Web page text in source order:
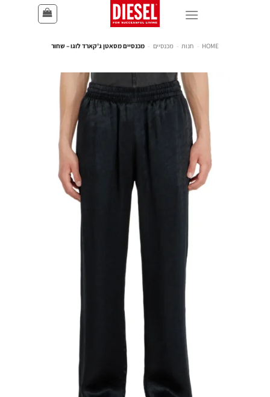
HOME
- חנות - מכנסיים - מכנסיים מסאטן ג'קארד לוגו – שחור